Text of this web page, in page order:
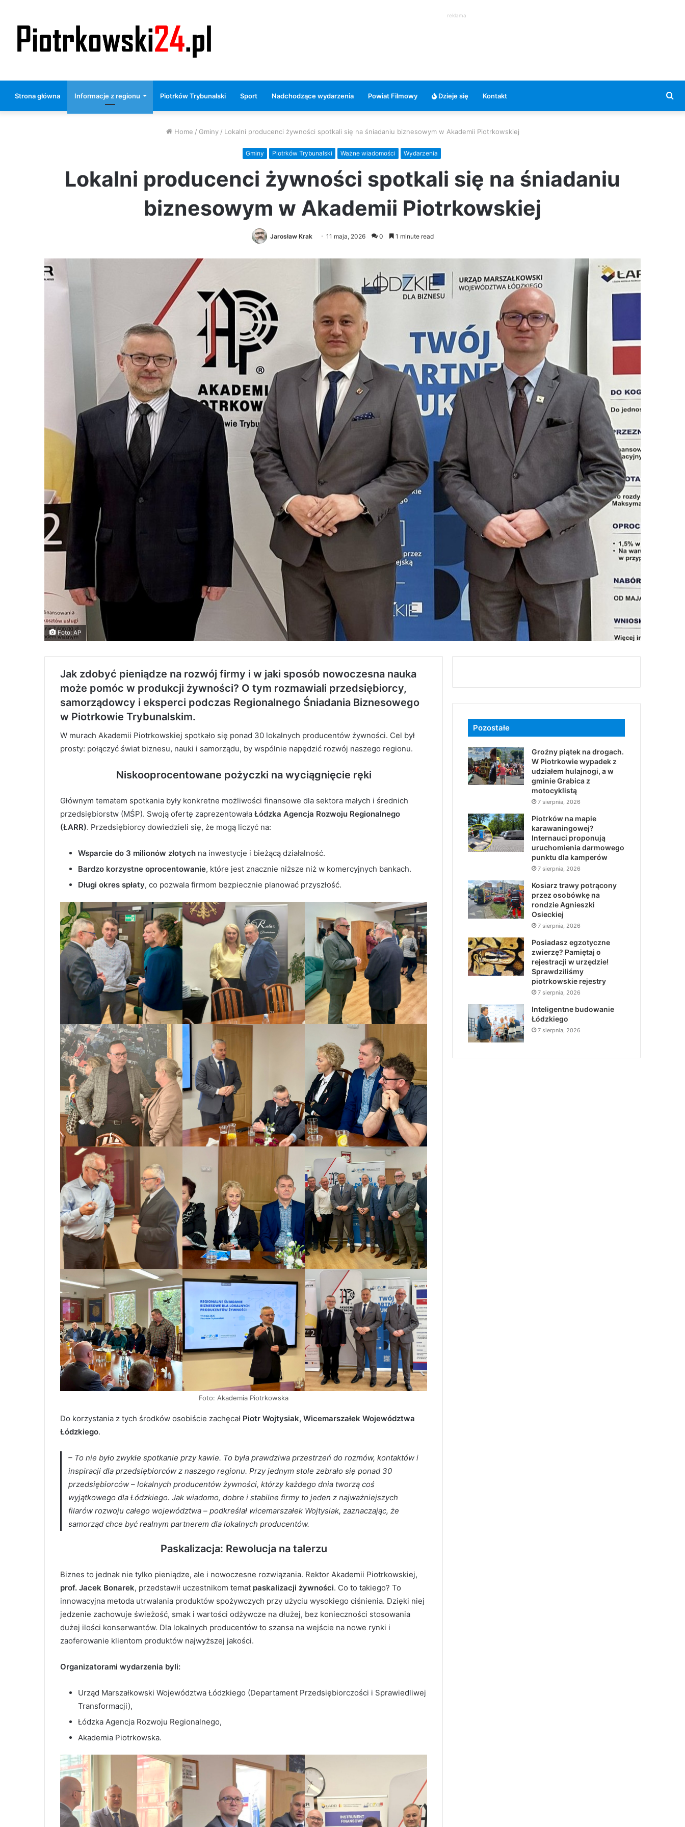
reklama
Strona główna Informacje z regionu Piotrków Trybunalski Sport Nadchodzące wydarzenia Powiat Filmowy Dzieje się Kontakt
Home / Gminy / Lokalni producenci żywności spotkali się na śniadaniu biznesowym w Akademii Piotrkowskiej
Gminy Piotrków Trybunalski Ważne wiadomości Wydarzenia
Lokalni producenci żywności spotkali się na śniadaniu
biznesowym w Akademii Piotrkowskiej
Jarosław Krak 11 maja, 2026 0 1 minute read
Foto: AP
Jak zdobyć pieniądze na rozwój firmy i w jaki sposób nowoczesna nauka
może pomóc w produkcji żywności? O tym rozmawiali przedsiębiorcy,
samorządowcy i eksperci podczas Regionalnego Śniadania Biznesowego
w Piotrkowie Trybunalskim.
W murach Akademii Piotrkowskiej spotkało się ponad 30 lokalnych producentów żywności. Cel był
prosty: połączyć świat biznesu, nauki i samorządu, by wspólnie napędzić rozwój naszego regionu.
Niskooprocentowane pożyczki na wyciągnięcie ręki
Głównym tematem spotkania były konkretne możliwości finansowe dla sektora małych i średnich
przedsiębiorstw (MŚP). Swoją ofertę zaprezentowała Łódzka Agencja Rozwoju Regionalnego
(ŁARR). Przedsiębiorcy dowiedzieli się, że mogą liczyć na:
Wsparcie do 3 milionów złotych na inwestycje i bieżącą działalność.
Bardzo korzystne oprocentowanie, które jest znacznie niższe niż w komercyjnych bankach.
Długi okres spłaty, co pozwala firmom bezpiecznie planować przyszłość.
Foto: Akademia Piotrkowska
Do korzystania z tych środków osobiście zachęcał Piotr Wojtysiak, Wicemarszałek Województwa
Łódzkiego.
– To nie było zwykłe spotkanie przy kawie. To była prawdziwa przestrzeń do rozmów, kontaktów i
inspiracji dla przedsiębiorców z naszego regionu. Przy jednym stole zebrało się ponad 30
przedsiębiorców – lokalnych producentów żywności, którzy każdego dnia tworzą coś
wyjątkowego dla Łódzkiego. Jak wiadomo, dobre i stabilne firmy to jeden z najważniejszych
filarów rozwoju całego województwa – podkreślał wicemarszałek Wojtysiak, zaznaczając, że
samorząd chce być realnym partnerem dla lokalnych producentów.
Paskalizacja: Rewolucja na talerzu
Biznes to jednak nie tylko pieniądze, ale i nowoczesne rozwiązania. Rektor Akademii Piotrkowskiej,
prof. Jacek Bonarek, przedstawił uczestnikom temat paskalizacji żywności. Co to takiego? To
innowacyjna metoda utrwalania produktów spożywczych przy użyciu wysokiego ciśnienia. Dzięki niej
jedzenie zachowuje świeżość, smak i wartości odżywcze na dłużej, bez konieczności stosowania
dużej ilości konserwantów. Dla lokalnych producentów to szansa na wejście na nowe rynki i
zaoferowanie klientom produktów najwyższej jakości.
Organizatorami wydarzenia byli:
Urząd Marszałkowski Województwa Łódzkiego (Departament Przedsiębiorczości i Sprawiedliwej
Transformacji),
Łódzka Agencja Rozwoju Regionalnego,
Akademia Piotrkowska.
Pozostałe
Groźny piątek na drogach.
W Piotrkowie wypadek z
udziałem hulajnogi, a w
gminie Grabica z
motocyklistą
7 sierpnia, 2026
Piotrków na mapie
karawaningowej?
Internauci proponują
uruchomienia darmowego
punktu dla kamperów
7 sierpnia, 2026
Kosiarz trawy potrącony
przez osobówkę na
rondzie Agnieszki
Osieckiej
7 sierpnia, 2026
Posiadasz egzotyczne
zwierzę? Pamiętaj o
rejestracji w urzędzie!
Sprawdziliśmy
piotrkowskie rejestry
7 sierpnia, 2026
Inteligentne budowanie
Łódzkiego
7 sierpnia, 2026